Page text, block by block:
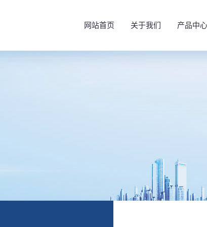
网站首页 关于我们 产品中心